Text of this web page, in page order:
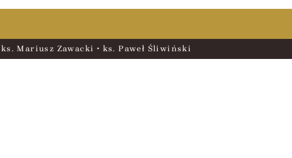
Mariusz Zawacki • ks. Paweł Śliwiński